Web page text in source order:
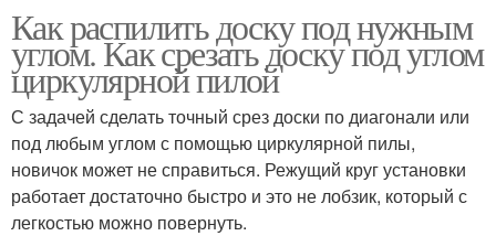
Как распилить доску под нужным
углом. Как срезать доску под углом
циркулярной пилой
С задачей сделать точный срез доски по диагонали или
под любым углом с помощью циркулярной пилы,
новичок может не справиться. Режущий круг установки
работает достаточно быстро и это не лобзик, который с
легкостью можно повернуть.